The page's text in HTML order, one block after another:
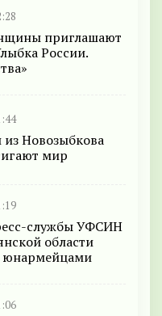
приглашают
России.
Новозыбкова
мир
службы УФСИН
области
юнармейцами